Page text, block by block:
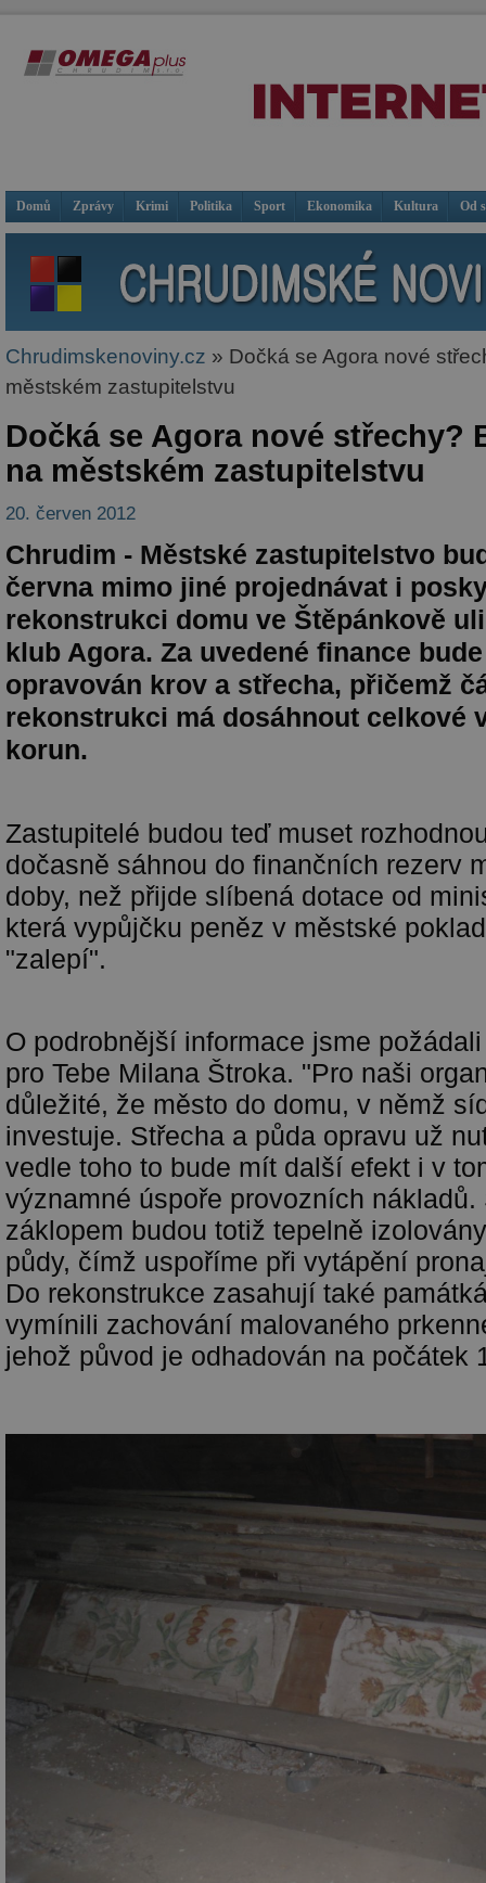
Domů Zprávy Krimi Politika Sport Ekonomika Kultura Od
Chrudimskenoviny.cz » Dočká se Agora nové
městském zastupitelstvu
Dočká se Agora nové střechy?
na městském zastupitelstvu
20. červen 2012
Chrudim - Městské zastupitelstvo
června mimo jiné projednávat i
rekonstrukci domu ve Štěpánkově
klub Agora. Za uvedené finance
opravován krov a střecha, přičemž
rekonstrukci má dosáhnout celkové
korun.
Zastupitelé budou teď muset
dočasně sáhnou do finančních rezerv
doby, než přijde slíbená dotace od
která vypůjčku peněz v městské
"zalepí".
O podrobnější informace jsme
pro Tebe Milana Štroka. "Pro naši
důležité, že město do domu, v němž
investuje. Střecha a půda opravu už
vedle toho to bude mít další efekt i v
významné úspoře provozních nákladů.
záklopem budou totiž tepelně
půdy, čímž uspoříme při vytápění
Do rekonstrukce zasahují také
vymínili zachování malovaného
jehož původ je odhadován na počátek